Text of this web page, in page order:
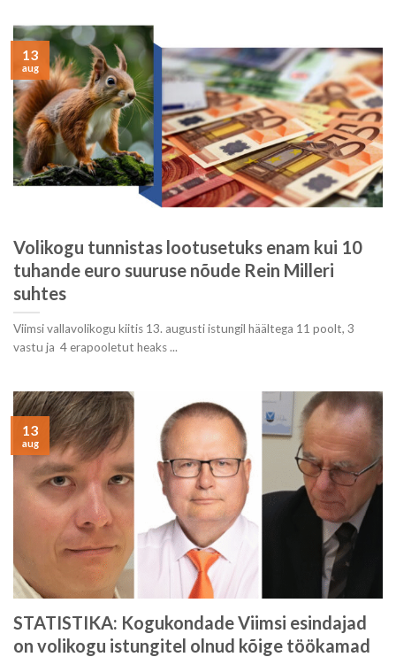
Volikogu tunnistas lootusetuks enam kui 10
tuhande euro suuruse nõude Rein Milleri
suhtes
Viimsi vallavolikogu kiitis 13. augusti istungil häältega 11 poolt, 3
vastu ja 4 erapooletut heaks ...
13
aug
STATISTIKA: Kogukondade Viimsi esindajad
on volikogu istungitel olnud kõige töökamad
13
aug